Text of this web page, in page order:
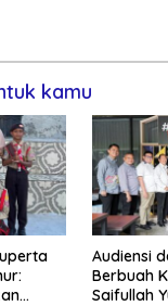
kamu
Audiensi
Berbuah
Saifullah